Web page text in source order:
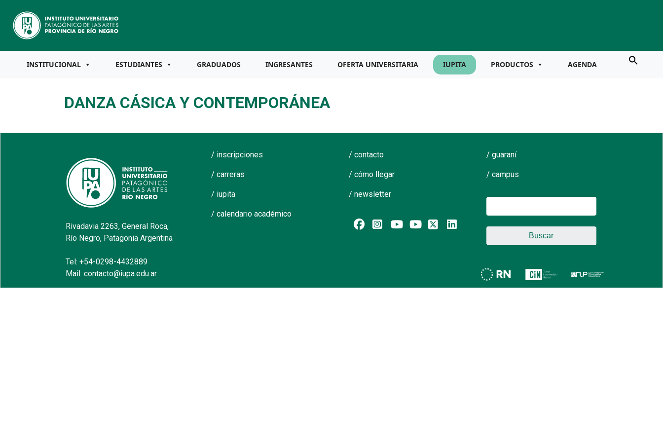
INSTITUCIONAL ESTUDIANTES GRADUADOS INGRESANTES OFERTA UNIVERSITARIA IUPITA PRODUCTOS AGENDA
DANZA CÁSICA Y CONTEMPORÁNEA
Rivadavia 2263, General Roca,
Río Negro, Patagonia Argentina
Tel: +54-0298-4432889
Mail: contacto@iupa.edu.ar
/ inscripciones
/ carreras
/ iupita
/ calendario académico
/ contacto
/ cómo llegar
/ newsletter
/ guaraní
/ campus
Buscar: